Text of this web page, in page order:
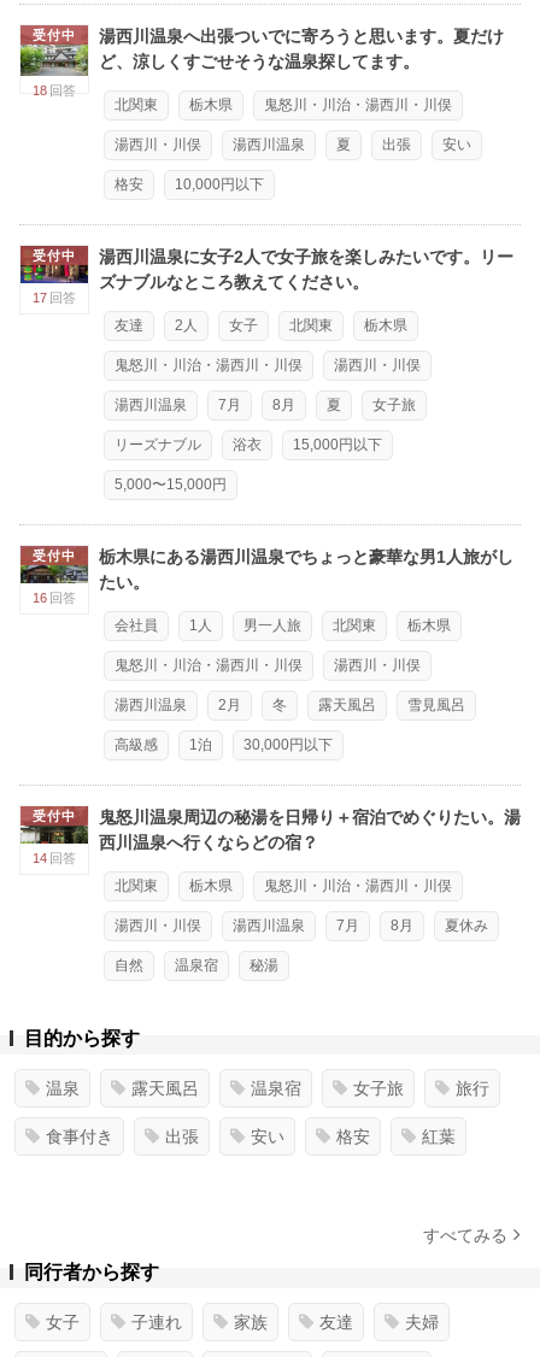
受付中
18 回答
湯西川温泉へ出張ついでに寄ろうと思います。夏だけ
ど、涼しくすごせそうな温泉探してます。
北関東 栃木県 鬼怒川・川治・湯西川・川俣
湯西川・川俣 湯西川温泉 夏 出張 安い
格安 10,000円以下
受付中
17 回答
湯西川温泉に女子2人で女子旅を楽しみたいです。リー
ズナブルなところ教えてください。
友達 2人 女子 北関東 栃木県
鬼怒川・川治・湯西川・川俣 湯西川・川俣
湯西川温泉 7月 8月 夏 女子旅
リーズナブル 浴衣 15,000円以下
5,000〜15,000円
受付中
16 回答
栃木県にある湯西川温泉でちょっと豪華な男1人旅がし
たい。
会社員 1人 男一人旅 北関東 栃木県
鬼怒川・川治・湯西川・川俣 湯西川・川俣
湯西川温泉 2月 冬 露天風呂 雪見風呂
高級感 1泊 30,000円以下
受付中
14 回答
鬼怒川温泉周辺の秘湯を日帰り＋宿泊でめぐりたい。湯
西川温泉へ行くならどの宿？
北関東 栃木県 鬼怒川・川治・湯西川・川俣
湯西川・川俣 湯西川温泉 7月 8月 夏休み
自然 温泉宿 秘湯
目的から探す
温泉 露天風呂 温泉宿 女子旅 旅行
食事付き 出張 安い 格安 紅葉
すべてみる
同行者から探す
女子 子連れ 家族 友達 夫婦